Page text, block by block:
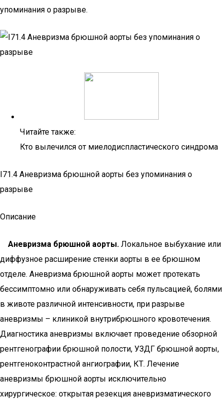
упоминания о разрыве.
Читайте также:
Кто вылечился от миелодиспластического синдрома
I71.4 Аневризма брюшной аорты без упоминания о
разрыве
Описание
Аневризма брюшной аорты. Локальное выбухание или
диффузное расширение стенки аорты в ее брюшном
отделе. Аневризма брюшной аорты может протекать
бессимптомно или обнаруживать себя пульсацией, болями
в животе различной интенсивности, при разрыве
аневризмы – клиникой внутрибрюшного кровотечения.
Диагностика аневризмы включает проведение обзорной
рентгенографии брюшной полости, УЗДГ брюшной аорты,
рентгеноконтрастной ангиографии, КТ. Лечение
аневризмы брюшной аорты исключительно
хирургическое: открытая резекция аневризматического